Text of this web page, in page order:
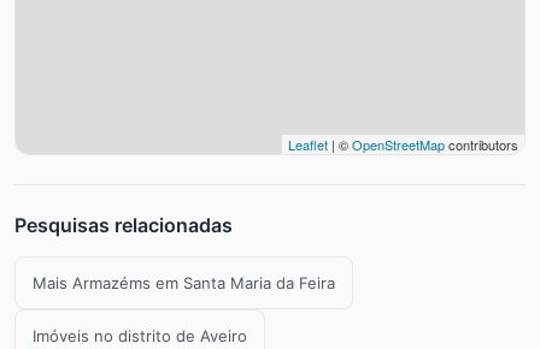
Leaflet | ©OpenStreetMapcontributors
Pesquisas relacionadas
Mais Armazéms em Santa Maria da Feira
Imóveis no distrito de Aveiro